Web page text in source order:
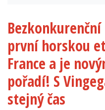
první horskou
France a je
pořadí! S
stejný čas